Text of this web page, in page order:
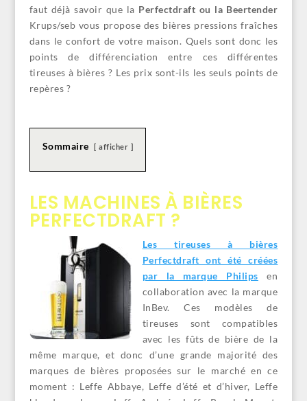
faut déjà savoir que la Perfectdraft ou la Beertender
Krups/seb vous propose des bières pressions fraîches
dans le confort de votre maison. Quels sont donc les
points de différenciation entre ces différentes
tireuses à bières ? Les prix sont-ils les seuls points de
repères ?
Sommaire afficher
LES MACHINES À BIÈRES
PERFECTDRAFT ?
Les tireuses à bières
Perfectdraft ont été créées
par la marque Philips en
collaboration avec la marque
InBev. Ces modèles de
tireuses sont compatibles
avec les fûts de bière de la
même marque, et donc d’une grande majorité des
marques de bières proposées sur le marché en ce
moment : Leffe Abbaye, Leffe d’été et d’hiver, Leffe